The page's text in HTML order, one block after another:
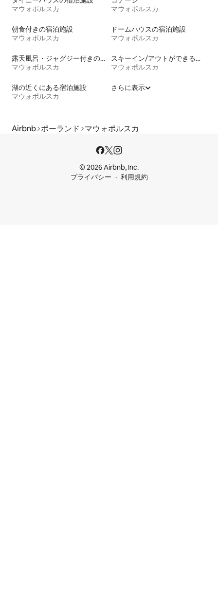
マウォポルスカ
マウォポルスカ
朝食付きの宿泊施設
マウォポルスカ
ドームハウスの宿泊施設
マウォポルスカ
露天風呂・ジャグジー付きの宿泊施設
マウォポルスカ
スキーイン/アウトができる宿泊先
マウォポルスカ
湖の近くにある宿泊施設
マウォポルスカ
さらに表示
Airbnb ポーランド マウォポルスカ
© 2026 Airbnb, Inc.
プライバシー
利用規約